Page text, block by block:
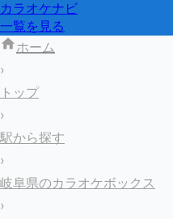
カラオケナビ
一覧を見る
ホーム
›
トップ
›
駅から探す
›
岐阜県のカラオケボックス
›